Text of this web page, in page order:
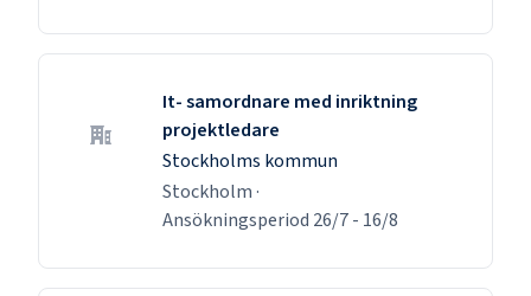
It- samordnare med inriktning
projektledare
Stockholms kommun
Stockholm ·
Ansökningsperiod 26/7- 16/8